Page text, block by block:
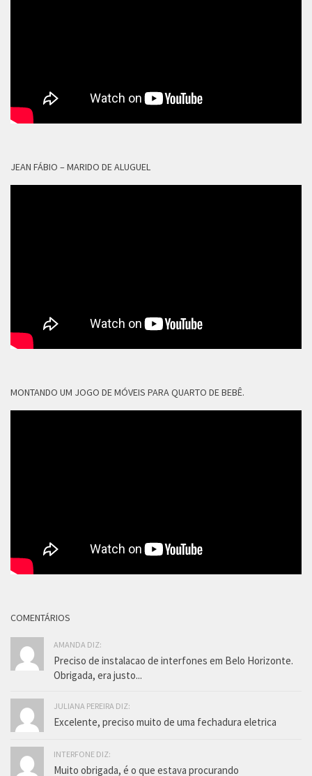
JEAN FÁBIO – MARIDO DE ALUGUEL
MONTANDO UM JOGO DE MÓVEIS PARA QUARTO DE BEBÊ.
COMENTÁRIOS
AMANDA DIZ:
Preciso de instalacao de interfones em Belo Horizonte.
Obrigada, era justo...
JULIANA PEREIRA DIZ:
Excelente, preciso muito de uma fechadura eletrica
INTERFONE DIZ:
Muito obrigada, é o que estava procurando